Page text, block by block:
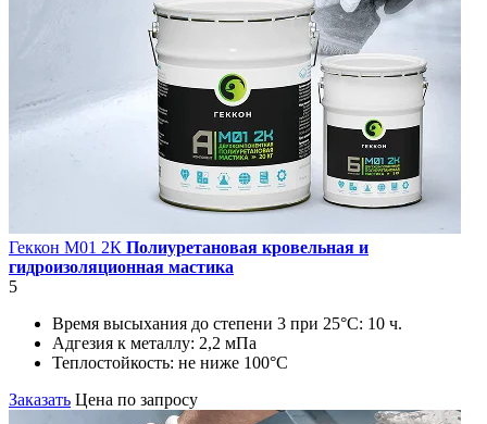
Геккон М01 2К Полиуретановая кровельная и
гидроизоляционная мастика
5
Время высыхания до степени 3 при 25°С: 10 ч.
Адгезия к металлу: 2,2 мПа
Теплостойкость: не ниже 100°С
Заказать Цена по запросу